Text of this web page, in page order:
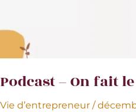
Podcast – On fait
Vie d’entrepreneur /